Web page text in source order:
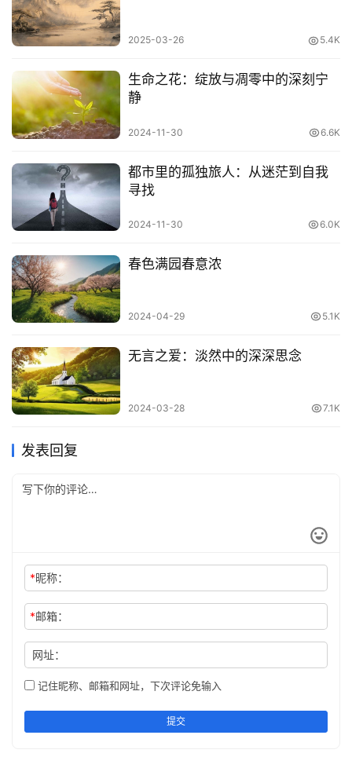
什么高学历、好工作、高收入等等，这些表象的背后都是父
母希望孩子幸福的心意，
那什么真正决定了一个人的幸福
呢？
很多作家都有过诠释和解释，如果你
现，幸福一定跟两个指标密切相关——尊严和自由。
尊严不用讲了，与一个人的德行和社会地位密不可分，光是
德行好并没用，你所处的阶级会深深影响到你得到的尊严，
这是阶级的定律。
自由呢？人都有自由意志，但是这个社会给你的自由是有限
的，财富和地位决定了很大程度的自由，这是我们不得不承
认的。
生”、“面对社会中的冷眼”、“面对我们口中的平凡人生的时
候”，是有多么的不满和无助。
当一个年轻人因为一纸简历就遭遇了别人几十倍的失败的时
02
2025-03-26 5.4K
生命之花：绽放与凋零中的深刻宁
静
2024-11-30 6.6K
都市里的孤独旅人：从迷茫到自我
寻找
2024-11-30 6.0K
春色满园春意浓
2024-04-29 5.1K
无言之爱：淡然中的深深思念
2024-03-28 7.1K
发表回复
*昵称：
*邮箱：
网址：
记住昵称、邮箱和网址，下次评论免输入
提交